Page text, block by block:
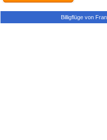
Billigflüge von